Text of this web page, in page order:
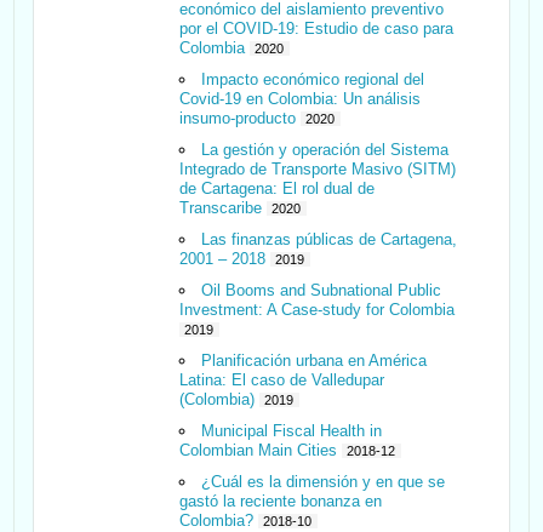
económico del aislamiento preventivo
por el COVID-19: Estudio de caso para
Colombia
2020
Impacto económico regional del
Covid-19 en Colombia: Un análisis
insumo-producto
2020
La gestión y operación del Sistema
Integrado de Transporte Masivo (SITM)
de Cartagena: El rol dual de
Transcaribe
2020
Las finanzas públicas de Cartagena,
2001 – 2018
2019
Oil Booms and Subnational Public
Investment: A Case-study for Colombia
2019
Planificación urbana en América
Latina: El caso de Valledupar
(Colombia)
2019
Municipal Fiscal Health in
Colombian Main Cities
2018-12
¿Cuál es la dimensión y en que se
gastó la reciente bonanza en
Colombia?
2018-10